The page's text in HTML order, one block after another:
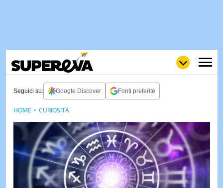
LOLGULP
LOVE
WOW
POP
NEWS
STORIE
VIDEO
Seguici su: Google Discover Fonti preferite
HOME CURIOSITÀ